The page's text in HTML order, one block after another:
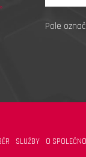
Pole
SLUŽBY O